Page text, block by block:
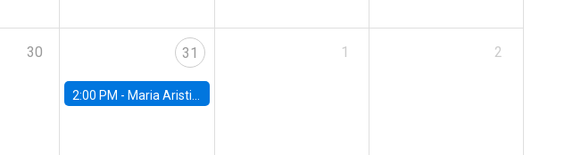
30 31
2:00 PM - Maria Aristizabal-Ramirez, FED Board
1 2